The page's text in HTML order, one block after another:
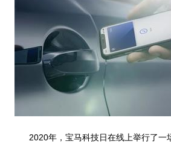
2020年，宝马科技日在线上举行了一